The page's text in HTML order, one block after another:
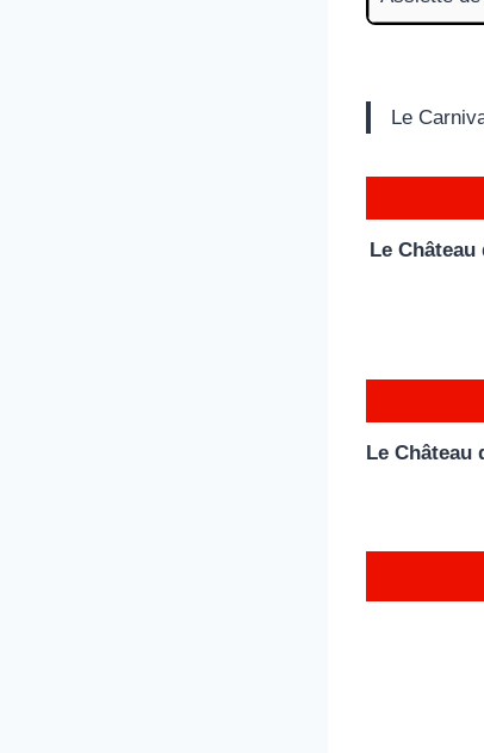
Le
Le
Le Château